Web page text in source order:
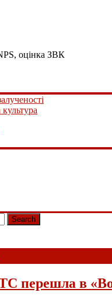
оцінка ЗВК
Search
перешла в